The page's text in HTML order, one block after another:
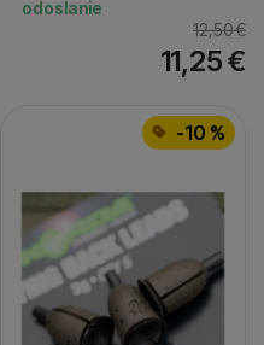
odoslanie
12,50€
11,25€
-10 %